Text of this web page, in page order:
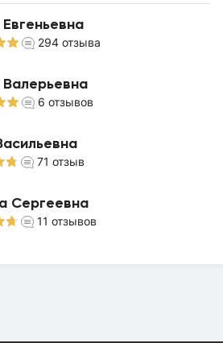
294 отзыва
6 отзывов
71 отзыв
Сергеевна
11 отзывов